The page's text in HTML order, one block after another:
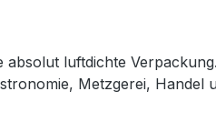
luftdichte
Metzgerei, Handel